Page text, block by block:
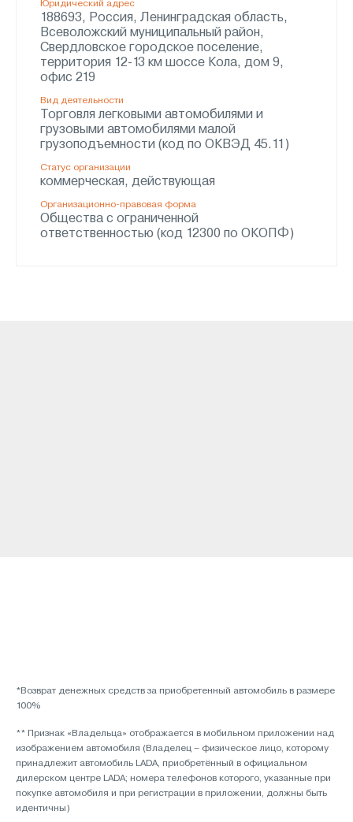
Юридический адрес
188693, Россия, Ленинградская область,
Всеволожский муниципальный район,
Свердловское городское поселение,
территория 12-13 км шоссе Кола, дом 9,
офис 219
Вид деятельности
Торговля легковыми автомобилями и
грузовыми автомобилями малой
грузоподъемности (код по ОКВЭД 45.11)
Статус организации
коммерческая, действующая
Организационно-правовая форма
Общества с ограниченной
ответственностью (код 12300 по ОКОПФ)
*Возврат денежных средств за приобретенный автомобиль в размере
100%
** Признак «Владельца» отображается в мобильном приложении над
изображением автомобиля (Владелец – физическое лицо, которому
принадлежит автомобиль LADA, приобретённый в официальном
дилерском центре LADA; номера телефонов которого, указанные при
покупке автомобиля и при регистрации в приложении, должны быть
идентичны)